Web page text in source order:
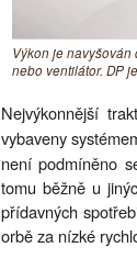
Výkon je
nebo ventilátor. DP
Nejvýkonnější
vybaveny
není podmíněno
tomu běžně u
přídavných
orbě za nízké